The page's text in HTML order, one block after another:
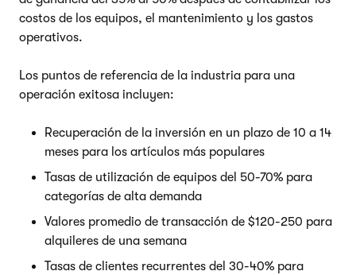
costos de los equipos, el mantenimiento y los gastos
operativos.
Los puntos de referencia de la industria para una
operación exitosa incluyen:
Recuperación de la inversión en un plazo de 10 a 14
meses para los artículos más populares
Tasas de utilización de equipos del 50-70% para
categorías de alta demanda
Valores promedio de transacción de $120-250 para
alquileres de una semana
Tasas de clientes recurrentes del 30-40% para